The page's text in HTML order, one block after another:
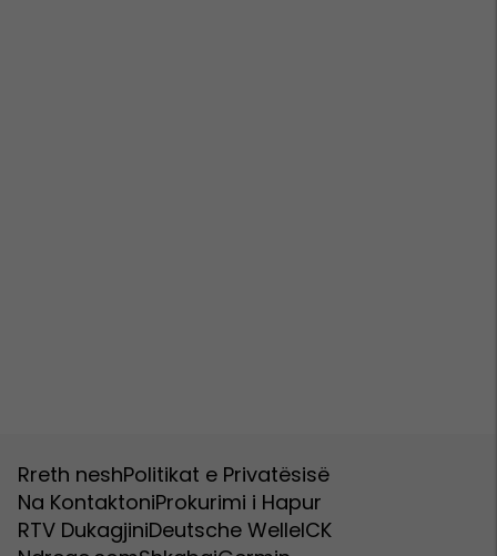
Rreth neshPolitikat e Privatësisë
Na KontaktoniProkurimi i Hapur
RTV DukagjiniDeutsche WelleICK